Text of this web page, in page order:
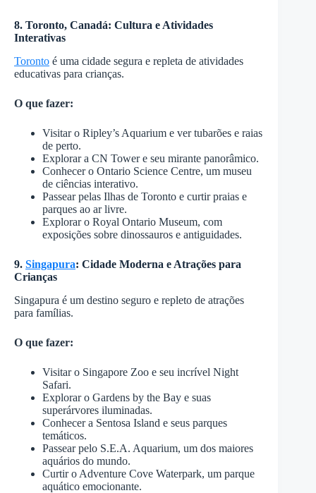
8. Toronto, Canadá: Cultura e Atividades
Interativas
Toronto é uma cidade segura e repleta de atividades
educativas para crianças.
O que fazer:
Visitar o Ripley’s Aquarium e ver tubarões e raias
de perto.
Explorar a CN Tower e seu mirante panorâmico.
Conhecer o Ontario Science Centre, um museu
de ciências interativo.
Passear pelas Ilhas de Toronto e curtir praias e
parques ao ar livre.
Explorar o Royal Ontario Museum, com
exposições sobre dinossauros e antiguidades.
9. Singapura: Cidade Moderna e Atrações para
Crianças
Singapura é um destino seguro e repleto de atrações
para famílias.
O que fazer:
Visitar o Singapore Zoo e seu incrível Night
Safari.
Explorar o Gardens by the Bay e suas
superárvores iluminadas.
Conhecer a Sentosa Island e seus parques
temáticos.
Passear pelo S.E.A. Aquarium, um dos maiores
aquários do mundo.
Curtir o Adventure Cove Waterpark, um parque
aquático emocionante.